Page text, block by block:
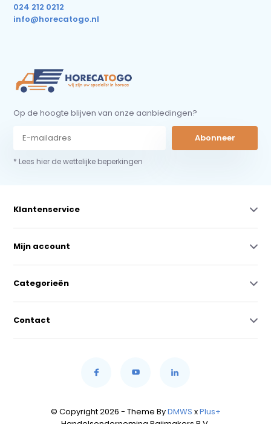
024 212 0212
info@horecatogo.nl
Op de hoogte blijven van onze aanbiedingen?
Abonneer
* Lees hier de wettelijke beperkingen
Klantenservice
Mijn account
Categorieën
Contact
© Copyright 2026 - Theme ByDMWS xPlus+